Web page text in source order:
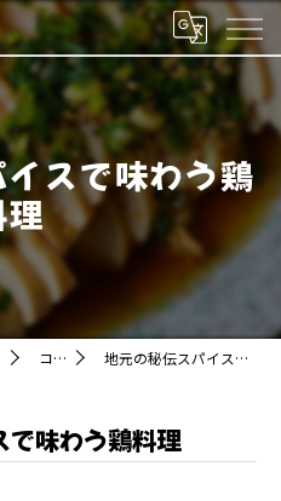
スで味わう鶏
理
コラム 地元の秘伝スパイスで味わう鶏料理
で味わう鶏料理